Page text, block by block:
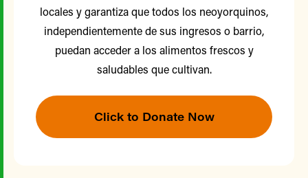
locales y garantiza que todos los neoyorquinos,
independientemente de sus ingresos o barrio,
puedan acceder a los alimentos frescos y
saludables que cultivan.
Click to Donate Now